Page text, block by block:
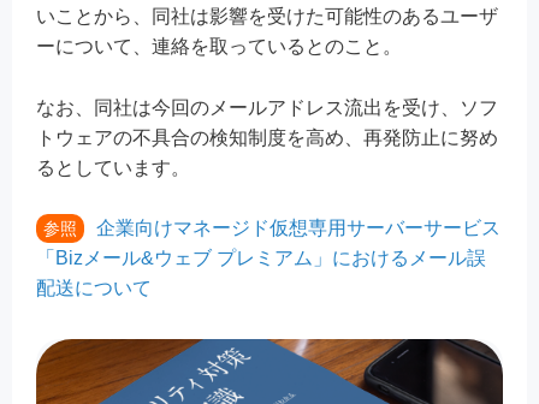
いことから、同社は影響を受けた可能性のあるユーザ
ーについて、連絡を取っているとのこと。
なお、同社は今回のメールアドレス流出を受け、ソフ
トウェアの不具合の検知制度を高め、再発防止に努め
るとしています。
参照
企業向けマネージド仮想専用サーバーサービス
「Bizメール&ウェブ プレミアム」におけるメール誤
配送について